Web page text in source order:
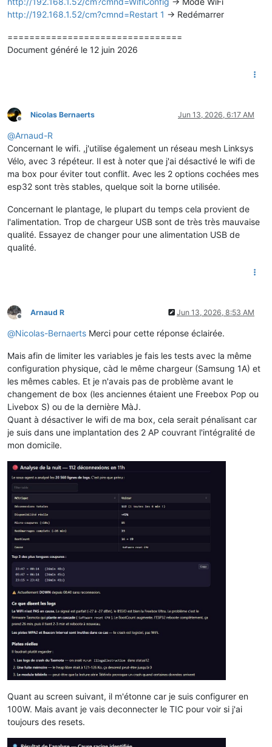
http://192.168.1.52/cm?cmnd=Restart 1 -> Redémarrer
================================
Document généré le 12 juin 2026
Offline
Nicolas Bernaerts Jun 13, 2026, 6:17 AM
@Arnaud-R
Concernant le wifi. ,j'utilise également un réseau mesh Linksys
Vélo, avec 3 répéteur. Il est à noter que j'ai désactivé le wifi de
ma box pour éviter tout conflit. Avec les 2 options cochées mes
esp32 sont très stables, quelque soit la borne utilisée.
Concernant le plantage, le plupart du temps cela provient de
l'alimentation. Trop de chargeur USB sont de très très mauvaise
qualité. Essayez de changer pour une alimentation USB de
qualité.
Offline
Arnaud R Jun 13, 2026, 8:53 AM
@Nicolas-Bernaerts Merci pour cette réponse éclairée.
Mais afin de limiter les variables je fais les tests avec la même
configuration physique, càd le même chargeur (Samsung 1A) et
les mêmes cables. Et je n'avais pas de problème avant le
changement de box (les anciennes étaient une Freebox Pop ou
Livebox S) ou de la dernière MàJ.
Quant à désactiver le wifi de ma box, cela serait pénalisant car
je suis dans une implantation des 2 AP couvrant l'intégralité de
mon domicile.
Quant au screen suivant, il m'étonne car je suis configurer en
100W. Mais avant je vais deconnecter le TIC pour voir si j'ai
toujours des resets.